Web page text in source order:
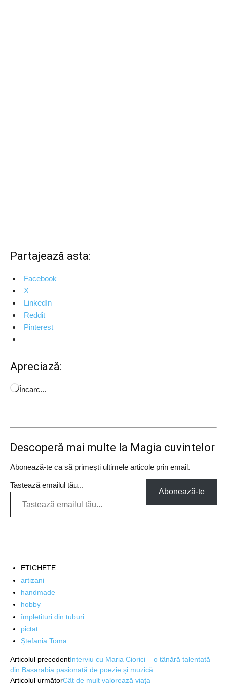
Partajează asta:
Facebook
X
LinkedIn
Reddit
Pinterest
Apreciază:
Încarc...
Descoperă mai multe la Magia cuvintelor
Abonează-te ca să primești ultimele articole prin email.
Tastează emailul tău...
Abonează-te
ETICHETE
artizani
handmade
hobby
împletituri din tuburi
pictat
Ștefania Toma
Articolul precedentInterviu cu Maria Ciorici – o tânără talentată
din Basarabia pasionată de poezie şi muzică
Articolul următorCât de mult valorează viața